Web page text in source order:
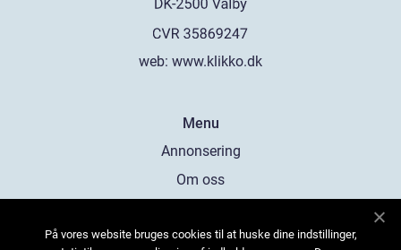
web: www.klikko.dk
Menu
Annonsering
Om oss
Kontakta oss
På vores website bruges cookies til at huske dine indstillinger,